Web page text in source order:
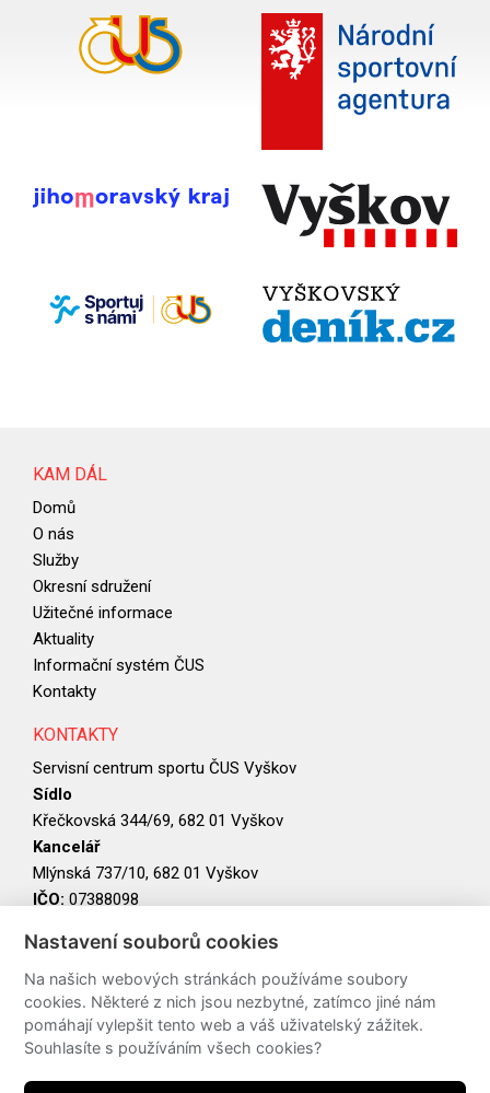
KAM DÁL
Domů
O nás
Služby
Okresní sdružení
Užitečné informace
Aktuality
Informační systém ČUS
Kontakty
KONTAKTY
Servisní centrum sportu ČUS Vyškov
Sídlo
Křečkovská 344/69, 682 01 Vyškov
Kancelář
Mlýnská 737/10, 682 01 Vyškov
IČO: 07388098
Nastavení souborů cookies
Na našich webových stránkách používáme soubory
cookies. Některé z nich jsou nezbytné, zatímco jiné nám
pomáhají vylepšit tento web a váš uživatelský zážitek.
Souhlasíte s používáním všech cookies?